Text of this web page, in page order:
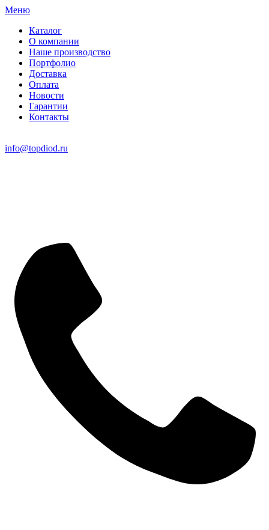
Меню
Каталог
О компании
Наше производство
Портфолио
Доставка
Оплата
Новости
Гарантии
Контакты
info@topdiod.ru